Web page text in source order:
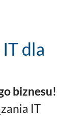
dla
biznesu!
IT